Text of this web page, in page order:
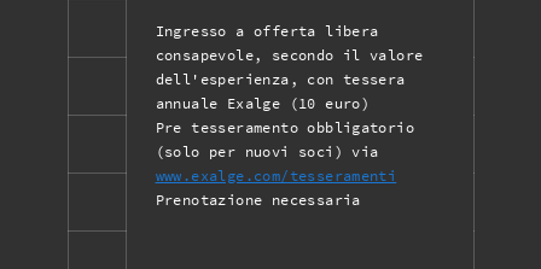
Ingresso a offerta libera
consapevole, secondo il valore
dell'esperienza, con tessera
annuale Exalge (10 euro)
Pre tesseramento obbligatorio
(solo per nuovi soci) via
www.exalge.com/tesseramenti
Prenotazione necessaria